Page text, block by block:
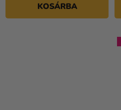
KOSÁRBA